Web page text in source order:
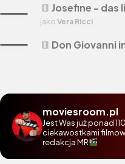
theaters Don Giovanni
theaters Josefine - das
jako Vera Ricci
moviesroom.pl
Jest Was już ponad
ciekawostkami
redakcja MR